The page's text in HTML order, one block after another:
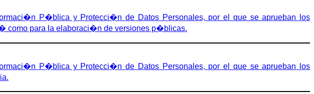
P�blica y Protecci�n de Datos Personales, por el que se aprueban los
como para la elaboraci�n de versiones p�blicas.
P�blica y Protecci�n de Datos Personales, por el que se aprueban los